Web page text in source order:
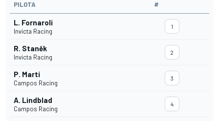
PILOTA #
L. Fornaroli
Invicta Racing
1
R. Staněk
Invicta Racing
2
P. Martí
Campos Racing
3
A. Lindblad
Campos Racing
4